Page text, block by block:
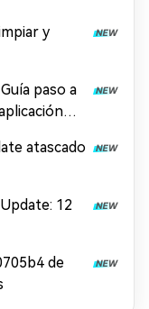
y
paso a
atascado
12
de